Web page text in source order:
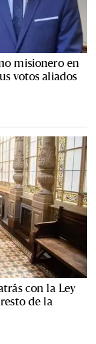
misionero en
votos aliados
con la Ley
de la